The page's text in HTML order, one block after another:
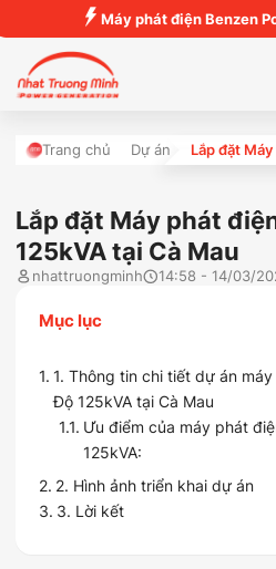
Máy phát điện Benzen
Trang chủ Dự án Lắp đặt
Lắp đặt Máy phát
125kVA tại Cà Mau
nhattruongminh 14:58 - 14/03/
Mục lục
1. Thông tin chi tiết dự án
Độ 125kVA tại Cà Mau
Ưu điểm của máy phát
125kVA:
2. Hình ảnh triển khai dự án
3. Lời kết